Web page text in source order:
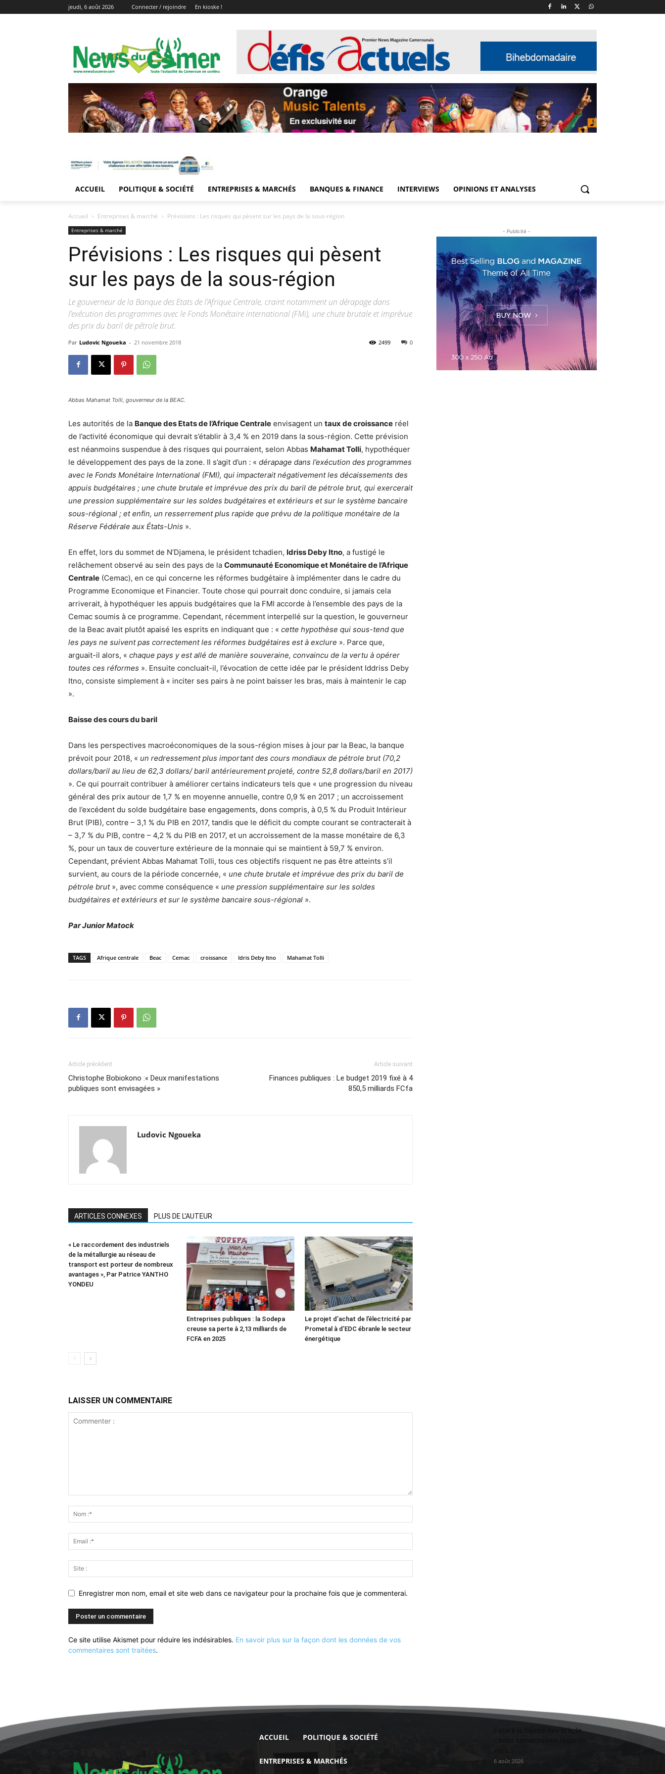
jeudi, 6 août 2026 Connecter / rejoindre En kioske !
ACCUEIL POLITIQUE & SOCIÉTÉ ENTREPRISES & MARCHÉS BANQUES & FINANCE INTERVIEWS OPINIONS ET ANALYSES
Accueil Entreprises & marché Prévisions : Les risques qui pèsent sur les pays de la sous-région
Entreprises & marché
Prévisions : Les risques qui pèsent
sur les pays de la sous-région
Le gouverneur de la Banque des Etats de l’Afrique Centrale, craint notamment un dérapage dans
l’exécution des programmes avec le Fonds Monétaire international (FMi), une chute brutale et imprévue
des prix du baril de pétrole brut.
Par Ludovic Ngoueka - 21 novembre 2018 0
2499
Abbas Mahamat Tolli, gouverneur de la BEAC.
Les autorités de la Banque des Etats de l’Afrique Centrale envisagent un taux de croissance réel
de l’activité économique qui devrait s’établir à 3,4 % en 2019 dans la sous-région. Cette prévision
est néanmoins suspendue à des risques qui pourraient, selon Abbas Mahamat Tolli, hypothéquer
le développement des pays de la zone. Il s’agit d’un : « dérapage dans l’exécution des programmes
avec le Fonds Monétaire International (FMI), qui impacterait négativement les décaissements des
appuis budgétaires ; une chute brutale et imprévue des prix du baril de pétrole brut, qui exercerait
une pression supplémentaire sur les soldes budgétaires et extérieurs et sur le système bancaire
sous-régional ; et enfin, un resserrement plus rapide que prévu de la politique monétaire de la
Réserve Fédérale aux États-Unis ».
En effet, lors du sommet de N’Djamena, le président tchadien, Idriss Deby Itno, a fustigé le
relâchement observé au sein des pays de la Communauté Economique et Monétaire de l’Afrique
Centrale (Cemac), en ce qui concerne les réformes budgétaire à implémenter dans le cadre du
Programme Economique et Financier. Toute chose qui pourrait donc conduire, si jamais cela
arriverait, à hypothéquer les appuis budgétaires que la FMI accorde à l’ensemble des pays de la
Cemac soumis à ce programme. Cependant, récemment interpellé sur la question, le gouverneur
de la Beac avait plutôt apaisé les esprits en indiquant que : « cette hypothèse qui sous-tend que
les pays ne suivent pas correctement les réformes budgétaires est à exclure ». Parce que,
arguait-il alors, « chaque pays y est allé de manière souveraine, convaincu de la vertu à opérer
toutes ces réformes ». Ensuite concluait-il, l’évocation de cette idée par le président Iddriss Deby
Itno, consiste simplement à « inciter ses pairs à ne point baisser les bras, mais à maintenir le cap
».
Baisse des cours du baril
Dans les perspectives macroéconomiques de la sous-région mises à jour par la Beac, la banque
prévoit pour 2018, « un redressement plus important des cours mondiaux de pétrole brut (70,2
dollars/baril au lieu de 62,3 dollars/ baril antérieurement projeté, contre 52,8 dollars/baril en 2017)
». Ce qui pourrait contribuer à améliorer certains indicateurs tels que « une progression du niveau
général des prix autour de 1,7 % en moyenne annuelle, contre 0,9 % en 2017 ; un accroissement
de l’excédent du solde budgétaire base engagements, dons compris, à 0,5 % du Produit Intérieur
Brut (PIB), contre – 3,1 % du PIB en 2017, tandis que le déficit du compte courant se contracterait à
– 3,7 % du PIB, contre – 4,2 % du PIB en 2017, et un accroissement de la masse monétaire de 6,3
%, pour un taux de couverture extérieure de la monnaie qui se maintient à 59,7 % environ.
Cependant, prévient Abbas Mahamat Tolli, tous ces objectifs risquent ne pas être atteints s’il
survient, au cours de la période concernée, « une chute brutale et imprévue des prix du baril de
pétrole brut», avec comme conséquence « une pression supplémentaire sur les soldes
budgétaires et extérieurs et sur le système bancaire sous-régional ».
Par Junior Matock
TAGS Afrique centrale Beac Cemac croissance Idris Deby Itno Mahamat Tolli
Article précédent
Christophe Bobiokono :« Deux manifestations
publiques sont envisagées »
Article suivant
Finances publiques : Le budget 2019 fixé à 4
850,5 milliards FCfa
Ludovic Ngoueka
ARTICLES CONNEXES PLUS DE L'AUTEUR
« Le raccordement des industriels
de la métallurgie au réseau de
transport est porteur de nombreux
avantages », Par Patrice YANTHO
YONDEU
Entreprises publiques : la Sodepa
creuse sa perte à 2,13 milliards de
FCFA en 2025
Le projet d’achat de l’électricité par
Prometal à d’EDC ébranle le secteur
énergétique
LAISSER UN COMMENTAIRE
Enregistrer mon nom, email et site web dans ce navigateur pour la prochaine fois que je commenterai.
Ce site utilise Akismet pour réduire les indésirables. En savoir plus sur la façon dont les données de vos
commentaires sont traitées.
- Publicité -
ACCUEIL POLITIQUE & SOCIÉTÉ
ENTREPRISES & MARCHÉS
Face à la baisse des prix, le
6 août 2026